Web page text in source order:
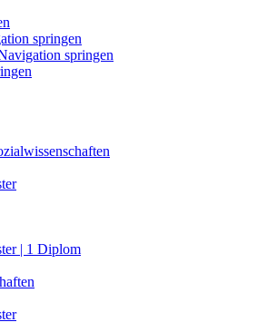
springen
springen
| 1 Diplom